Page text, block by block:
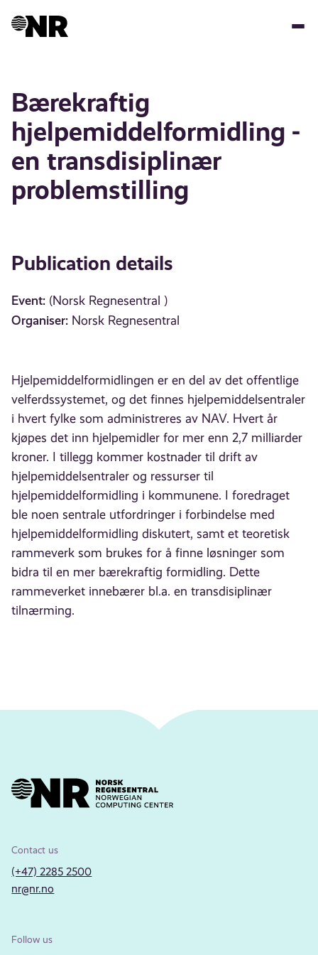
Bærekraftig
hjelpemiddelformidling -
en transdisiplinær
problemstilling
Publication details
Event: (Norsk Regnesentral )
Organiser: Norsk Regnesentral
Hjelpemiddelformidlingen er en del av det offentlige
velferdssystemet, og det finnes hjelpemiddelsentraler
i hvert fylke som administreres av NAV. Hvert år
kjøpes det inn hjelpemidler for mer enn 2,7 milliarder
kroner. I tillegg kommer kostnader til drift av
hjelpemiddelsentraler og ressurser til
hjelpemiddelformidling i kommunene. I foredraget
ble noen sentrale utfordringer i forbindelse med
hjelpemiddelformidling diskutert, samt et teoretisk
rammeverk som brukes for å finne løsninger som
bidra til en mer bærekraftig formidling. Dette
rammeverket innebærer bl.a. en transdisiplinær
tilnærming.
Contact us
(+47) 2285 2500
nr@nr.no
Follow us